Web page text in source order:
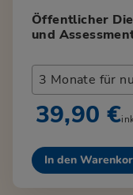
Öffentlicher
und
3 Monate für
39,90 €
In den